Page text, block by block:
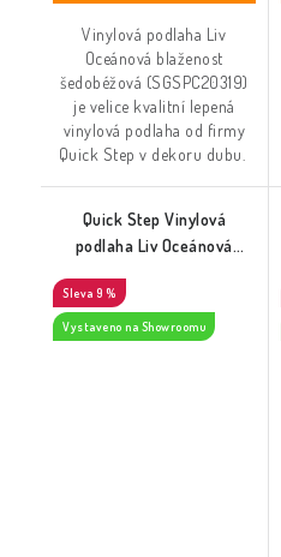
Vinylová podlaha Liv
Oceánová blaženost
šedobéžová (SGSPC20319)
je velice kvalitní lepená
vinylová podlaha od firmy
Quick Step v dekoru dubu.
Quick Step Vinylová
podlaha Liv Oceánová
(SGSPC20318)
9 %
Vystaveno na Showroomu